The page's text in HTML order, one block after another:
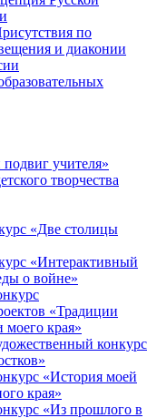
по
и диаконии
учителя»
творчества
«Две столицы
«Интерактивный
о войне»
«Традиции
моего края»
конкурс
«История моей
края»
«Из прошлого в